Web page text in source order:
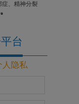
10
、精神分裂
神病，各科神经
台
人隐私